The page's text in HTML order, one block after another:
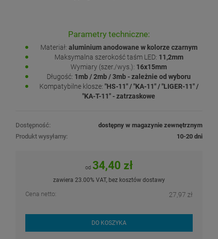
Parametry techniczne:
Materiał: aluminium anodowane w kolorze czarnym
Maksymalna szerokość taśm LED: 11,2mm
Wymiary (szer./wys.): 16x15mm
Długość: 1mb / 2mb / 3mb - zależnie od wyboru
Kompatybilne klosze: "HS-11" / "KA-11" / "LIGER-11" /
"KA-T-11" - zatrzaskowe
Dostępność:
dostępny w magazynie zewnętrznym
Produkt wysyłamy:
10-20 dni
od 34,40 zł
zawiera 23.00% VAT, bez kosztów dostawy
Cena netto: 27,97 zł
DO KOSZYKA